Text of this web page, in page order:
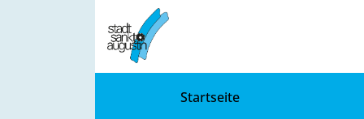
Zum Hauptinhalt springen
Startseite